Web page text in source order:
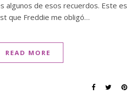
algunos de esos recuerdos. Este es
que Freddie me obligó…
READ MORE